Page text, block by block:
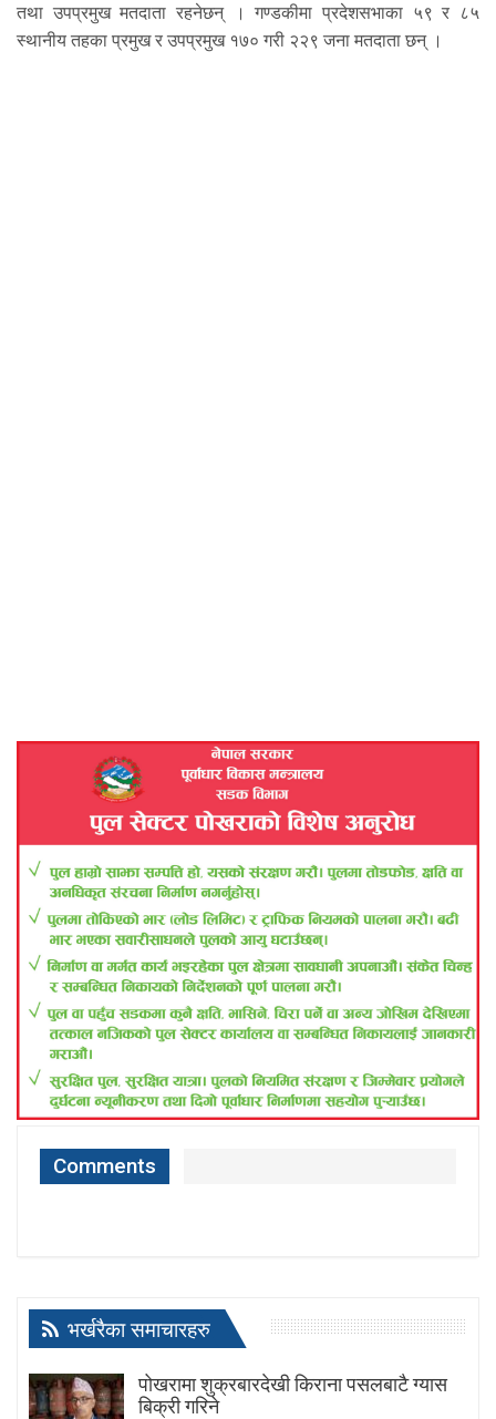
तथा उपप्रमुख मतदाता रहनेछन् । गण्डकीमा प्रदेशसभाका ५९ र ८५
स्थानीय तहका प्रमुख र उपप्रमुख १७० गरी २२९ जना मतदाता छन् ।
Comments
भर्खरैका समाचारहरु
पोखरामा शुक्रबारदेखी किराना पसलबाटै ग्यास
बिक्री गरिने